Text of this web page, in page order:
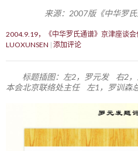
来源：2007版《中华罗
2004.9.19，《中华罗氏通谱》京津座谈会
LUOXUNSEN 添加评论
标题插图：左2，罗元发 右2
本会北京联络处主任 左1，罗训森